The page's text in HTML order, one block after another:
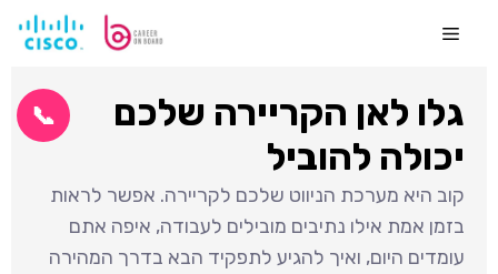
לתוכןMenu
גלו לאן הקריירה שלכם
יכולה להוביל
קוב היא מערכת הניווט שלכם לקריירה. אפשר לראות
בזמן אמת אילו נתיבים מובילים לעבודה, איפה אתם
עומדים היום, ואיך להגיע לתפקיד הבא בדרך המהירה
📞